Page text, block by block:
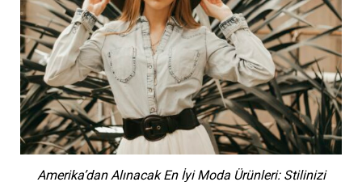
Amerika’dan Alınacak En İyi Moda Ürünleri: Stilinizi